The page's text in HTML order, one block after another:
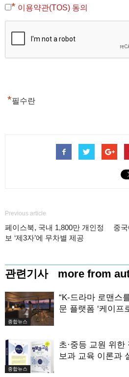
* 이용약관(TOS) 동의
*필수란
Previous article
페이스북, 국내 1,800만 개인정
보 ‘제3자’에 무차별 제공
중
관련기사 more from
종합뉴스
“K-드라마 로맨스
문 플랫폼 ‘케이프
종합뉴스
초·중등 교원 위한
보과 교육 이론과